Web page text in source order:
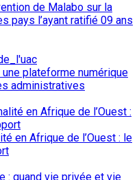
de Malabo sur la
pays l’ayant ratifié 09 ans
une plateforme numérique
administratives
en Afrique de l’Ouest : le